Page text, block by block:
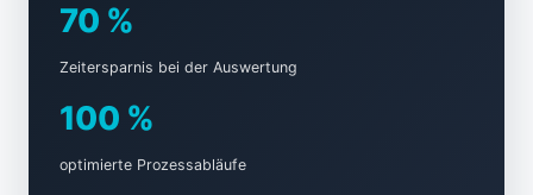
70 %
Zeitersparnis bei der Auswertung
100 %
optimierte Prozessabläufe